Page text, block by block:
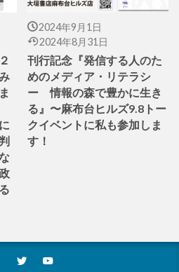
2024年9月1日
2024年8月31日
刊行記念『発信する人のた
めのメディア・リテラシ
ー 情報の森で豊かに生き
る』〜麻布台ヒルズ9.8トー
クイベントに私も参加しま
す！